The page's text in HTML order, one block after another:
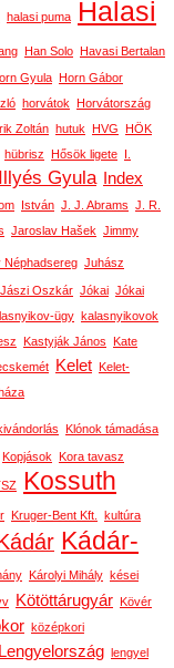
halasi puma
Halasi
Han Solo Havasi Bertalan
Gyula Horn Gábor
horvátok Horvátország
Zoltán hutuk HVG HÖK
hübrisz Hősök ligete I.
Illyés Gyula Index
István J. J. Abrams J. R.
Jaroslav Hašek Jimmy
Néphadsereg Juhász
Jászi Oszkár Jókai Jókai
ügy kalasnyikovok
Kastyják János Kate
Kelet Kelet-
Klónok támadása
Kopjások Kora tavasz
Kossuth
Kruger-Bent Kft. kultúra
Kádár-
Károlyi Mihály kései
Kötöttárugyár Kövér
középkori
Lengyelország lengyel